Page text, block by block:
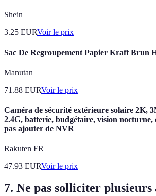
Shein
3.25 EURVoir le prix
Sac De Regroupement Papier Kraft Brun
Manutan
71.88 EURVoir le prix
Caméra de sécurité extérieure solaire 2K,
2.4G, batterie, budgétaire, vision nocturne,
pas ajouter de NVR
Rakuten FR
47.93 EURVoir le prix
7. Ne pas solliciter plusieurs